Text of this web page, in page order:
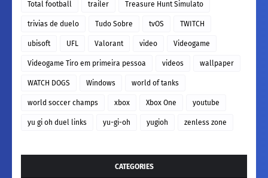
Total football trailer Treasure Hunt Simulato
trivias de duelo Tudo Sobre tvOS TWITCH
ubisoft UFL Valorant video Videogame
Videogame Tiro em primeira pessoa videos wallpaper
WATCH DOGS Windows world of tanks
world soccer champs xbox Xbox One youtube
yu gi oh duel links yu-gi-oh yugioh zenless zone
CATEGORIES